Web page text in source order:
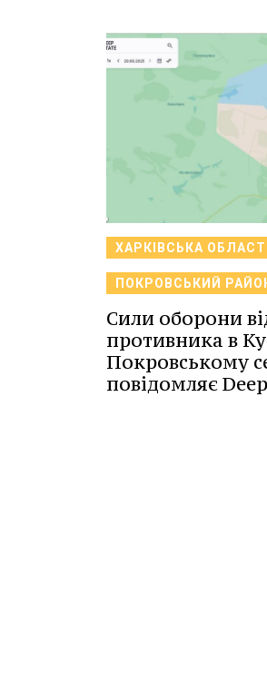
ХАРКІВСЬКА
ПОКРОВСЬКИЙ
Сили оборони
противника в
Покровському
повідомляє